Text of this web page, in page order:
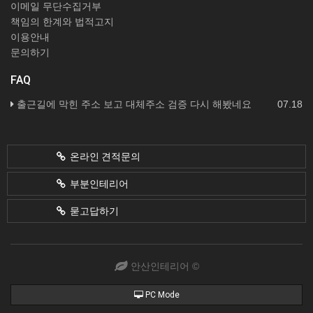
이메일 무단수집거부
책임의 한계와 법적고지
이용안내
문의하기
FAQ
07.18
출근길에 막힌 주소 보고 대체주소 검증 다시 해봤네요
온라인 견적문의
부분인테리어
묻고답하기
안산인테리어 ©
PC Mode